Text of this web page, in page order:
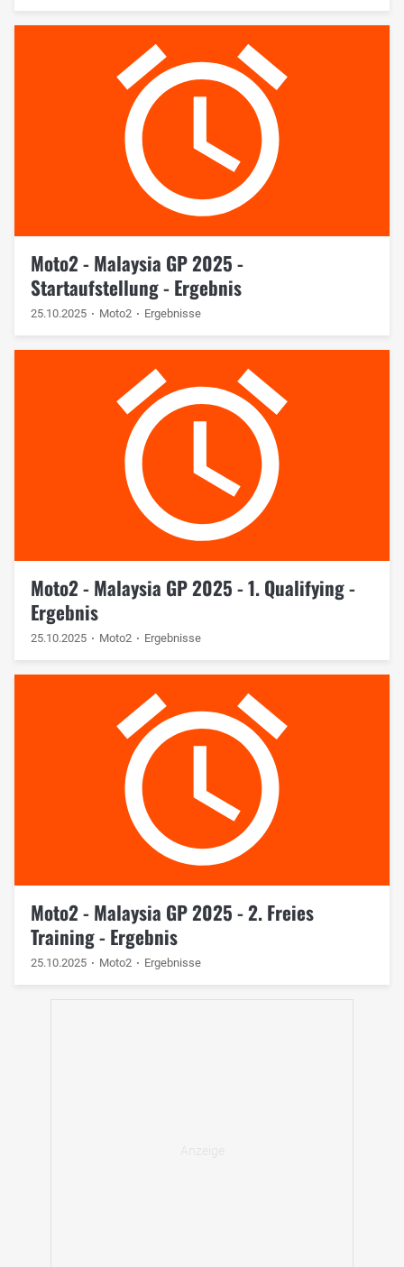
Moto2 - Malaysia GP 2025 -
Startaufstellung - Ergebnis
25.10.2025 Moto2 Ergebnisse
Moto2 - Malaysia GP 2025 - 1. Qualifying -
Ergebnis
25.10.2025 Moto2 Ergebnisse
Moto2 - Malaysia GP 2025 - 2. Freies
Training - Ergebnis
25.10.2025 Moto2 Ergebnisse